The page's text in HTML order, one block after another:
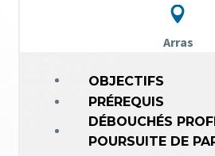


Arras
OBJECTIFS
PRÉREQUIS
DÉBOUCHÉS
POURSUITE DE